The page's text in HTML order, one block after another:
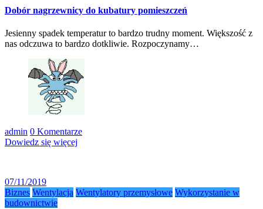
Dobór nagrzewnicy do kubatury pomieszczeń
Jesienny spadek temperatur to bardzo trudny moment. Większość z
nas odczuwa to bardzo dotkliwie. Rozpoczynamy…
admin 0 Komentarze
Dowiedz się więcej
07/11/2019
Biznes Wentylacja Wentylatory przemysłowe Wykorzystanie w
budownictwie